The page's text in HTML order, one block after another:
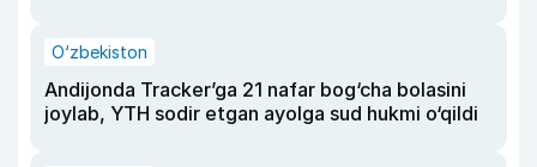
O‘zbekiston
Andijonda Tracker’ga 21 nafar bog‘cha bolasini
joylab, YTH sodir etgan ayolga sud hukmi o‘qildi